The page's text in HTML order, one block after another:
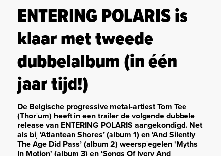
ENTERING POLARIS is
klaar met tweede
dubbelalbum (in één
jaar tijd!)
De Belgische progressive metal-artiest Tom Tee
(Thorium) heeft in een trailer de volgende dubbele
release van ENTERING POLARIS aangekondigd. Net
als bij ‘Atlantean Shores’ (album 1) en ‘And Silently
The Age Did Pass’ (album 2) weerspiegelen 'Myths
In Motion' (album 3) en ‘Songs Of Ivory And